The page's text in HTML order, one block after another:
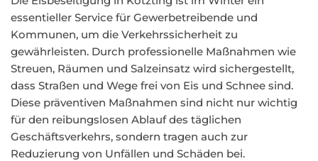
essentieller Service für Gewerbetreibende und
Kommunen, um die Verkehrssicherheit zu
gewährleisten. Durch professionelle Maßnahmen wie
Streuen, Räumen und Salzeinsatz wird sichergestellt,
dass Straßen und Wege frei von Eis und Schnee sind.
Diese präventiven Maßnahmen sind nicht nur wichtig
für den reibungslosen Ablauf des täglichen
Geschäftsverkehrs, sondern tragen auch zur
Reduzierung von Unfällen und Schäden bei.